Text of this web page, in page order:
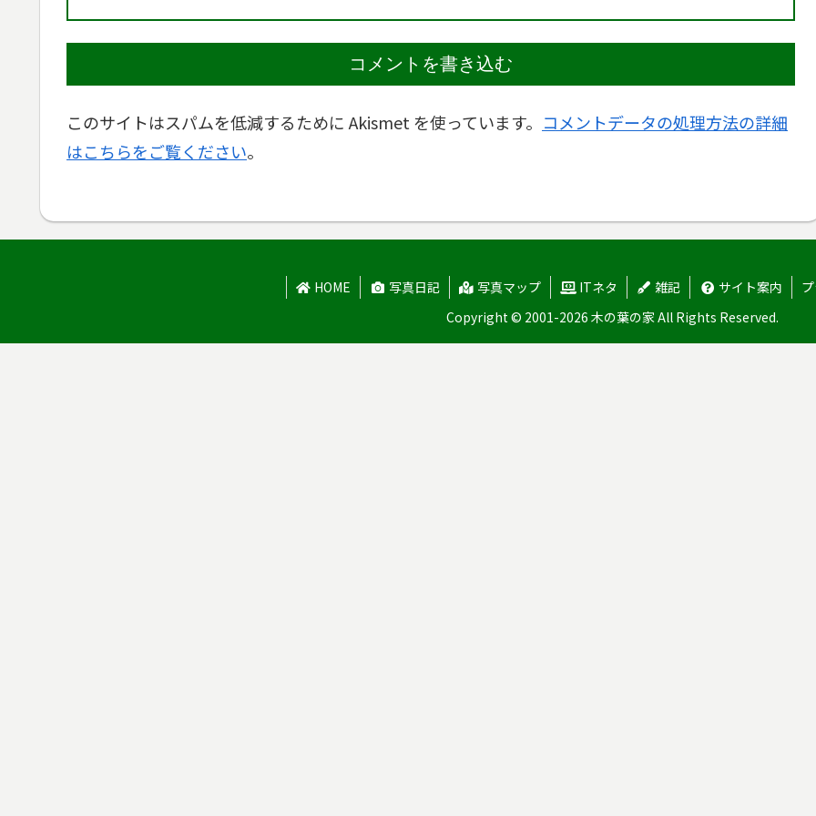
コメントを書き込む
このサイトはスパムを低減するために Akismet を使っています。 コメントデータの処理方法の詳細
はこちらをご覧ください。
HOME 写真日記 写真マップ ITネタ 雑記 サイト案内
Copyright © 2001-2026 木の葉の家 All Rights Reserved.